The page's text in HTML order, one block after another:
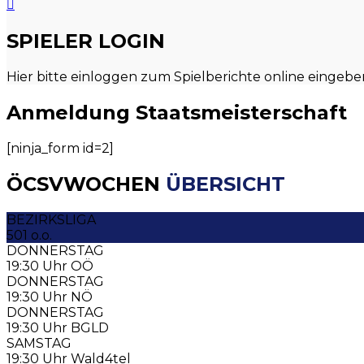
SPIELER LOGIN
Hier bitte einloggen zum Spielberichte online
Anmeldung Staatsmeisterschaft
[ninja_form id=2]
ÖCSVWOCHEN ÜBERSICHT
BEZIRKSLIGA
501 o.o.
DONNERSTAG
19:30 Uhr OÖ
DONNERSTAG
19:30 Uhr NÖ
DONNERSTAG
19:30 Uhr BGLD
SAMSTAG
19:30 Uhr Wald4tel